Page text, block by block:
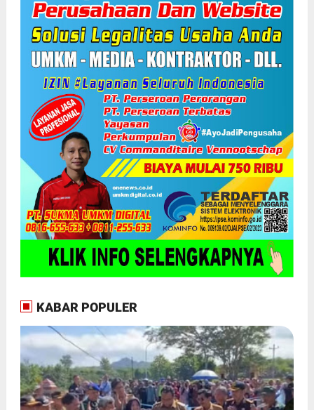
KABAR POPULER